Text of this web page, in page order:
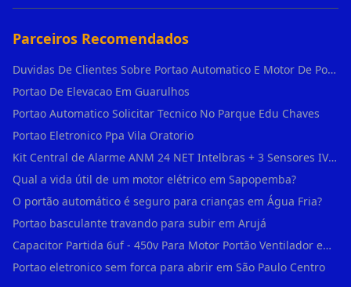
Parceiros Recomendados
Duvidas De Clientes Sobre Portao Automatico E Motor De Portao Motor De Portao Suspenso
Portao De Elevacao Em Guarulhos
Portao Automatico Solicitar Tecnico No Parque Edu Chaves
Portao Eletronico Ppa Vila Oratorio
Kit Central de Alarme ANM 24 NET Intelbras + 3 Sensores IVP 3000 CF + Bateria + em Vila Jacuí
Qual a vida útil de um motor elétrico em Sapopemba?
O portão automático é seguro para crianças em Água Fria?
Portao basculante travando para subir em Arujá
Capacitor Partida 6uf - 450v Para Motor Portão Ventilador em Vila Madalena
Portao eletronico sem forca para abrir em São Paulo Centro